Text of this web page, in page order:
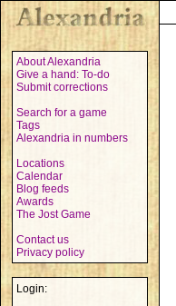
About Alexandria
Give a hand: To-do
Submit corrections
Search for a game
Tags
Alexandria in numbers
Locations
Calendar
Blog feeds
Awards
The Jost Game
Contact us
Privacy policy
Login: